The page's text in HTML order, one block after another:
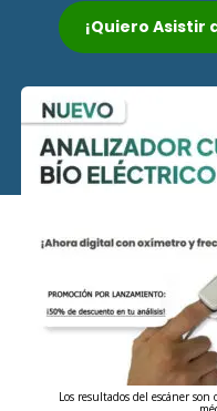
¡Quiero Asistir
Los resultados del escáner